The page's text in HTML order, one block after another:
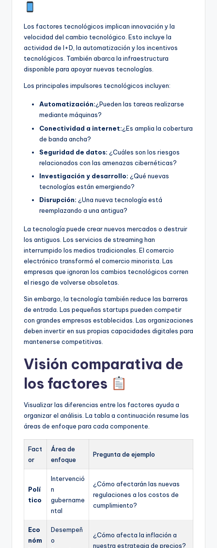
Los factores tecnológicos implican innovación y la
velocidad del cambio tecnológico. Esto incluye la
actividad de I+D, la automatización y los incentivos
tecnológicos. También abarca la infraestructura
disponible para apoyar nuevas tecnologías.
Los principales impulsores tecnológicos incluyen:
Automatización:¿Pueden las tareas realizarse
mediante máquinas?
Conectividad a internet:¿Es amplia la cobertura
de banda ancha?
Seguridad de datos: ¿Cuáles son los riesgos
relacionados con las amenazas cibernéticas?
Investigación y desarrollo: ¿Qué nuevas
tecnologías están emergiendo?
Disrupción: ¿Una nueva tecnología está
reemplazando a una antigua?
La tecnología puede crear nuevos mercados o destruir
los antiguos. Los servicios de streaming han
interrumpido los medios tradicionales. El comercio
electrónico transformó el comercio minorista. Las
empresas que ignoran los cambios tecnológicos corren
el riesgo de volverse obsoletas.
Sin embargo, la tecnología también reduce las barreras
de entrada. Las pequeñas startups pueden competir
con grandes empresas establecidas. Las organizaciones
deben invertir en sus propias capacidades digitales para
mantenerse competitivas.
Visión comparativa de
los factores
Visualizar las diferencias entre los factores ayuda a
organizar el análisis. La tabla a continuación resume las
áreas de enfoque para cada componente.
Fact
or
Área de
enfoque
Pregunta de ejemplo
Polí
tico
Intervenció
n
gubername
ntal
¿Cómo afectarán las nuevas
regulaciones a los costos de
cumplimiento?
Eco
nóm
Desempeñ
o
¿Cómo afecta la inflación a
nuestra estrategia de precios?